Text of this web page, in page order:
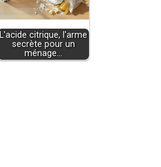
L'acide citrique, l'arme
secrète pour un
ménage…